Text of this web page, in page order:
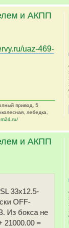
и АКПП
uaz-469-
привод, 5
лебедка,
и АКПП
33x12.5-
OFF-
Из бокса не
21000.00 =